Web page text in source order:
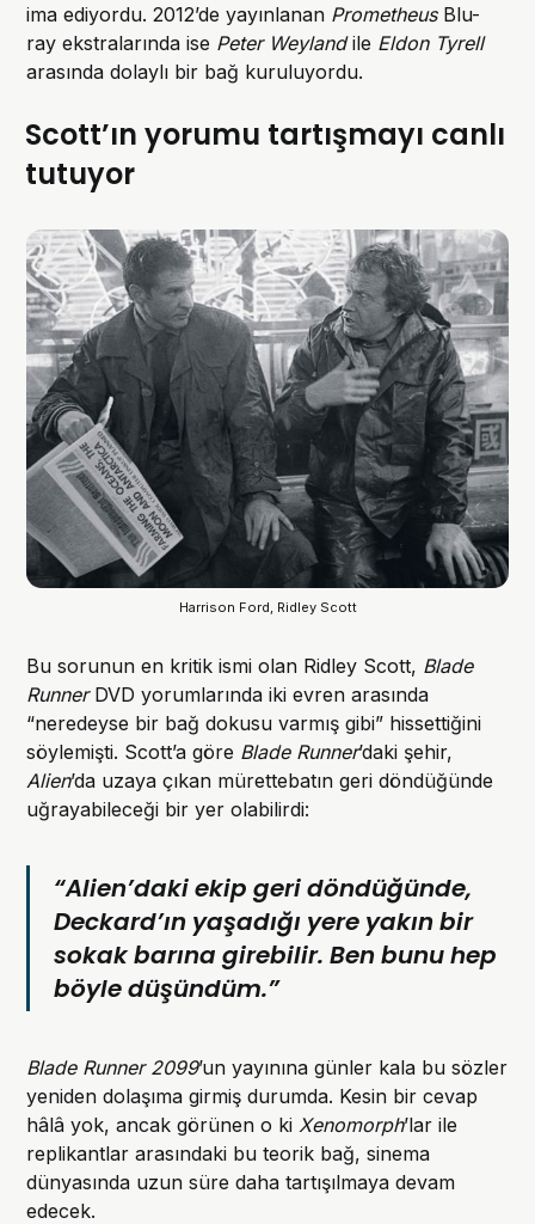
ima ediyordu. 2012’de yayınlanan PrometheusBlu-
ray ekstralarında ise Peter Weylandile Eldon Tyrell
arasında dolaylı bir bağ kuruluyordu.
Scott’ın yorumu tartışmayı canlı
tutuyor
Harrison Ford, Ridley Scott
Bu sorunun en kritik ismi olan Ridley Scott, Blade
RunnerDVD yorumlarında iki evren arasında
“neredeyse bir bağ dokusu varmış gibi” hissettiğini
söylemişti. Scott’a göre Blade Runner’daki şehir,
Alien’da uzaya çıkan mürettebatın geri döndüğünde
uğrayabileceği bir yer olabilirdi:
“Alien’daki ekip geri döndüğünde,
Deckard’ın yaşadığı yere yakın bir
sokak barına girebilir. Ben bunu hep
böyle düşündüm.”
Blade Runner 2099’un yayınına günler kala bu sözler
yeniden dolaşıma girmiş durumda. Kesin bir cevap
hâlâ yok, ancak görünen o ki Xenomorph’lar ile
replikantlar arasındaki bu teorik bağ, sinema
dünyasında uzun süre daha tartışılmaya devam
edecek.